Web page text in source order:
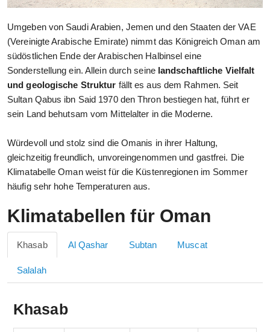
Umgeben von Saudi Arabien, Jemen und den Staaten der VAE
(Vereinigte Arabische Emirate) nimmt das Königreich Oman am
südöstlichen Ende der Arabischen Halbinsel eine
Sonderstellung ein. Allein durch seine landschaftliche Vielfalt
und geologische Struktur fällt es aus dem Rahmen. Seit
Sultan Qabus ibn Said 1970 den Thron bestiegen hat, führt er
sein Land behutsam vom Mittelalter in die Moderne.
Würdevoll und stolz sind die Omanis in ihrer Haltung,
gleichzeitig freundlich, unvoreingenommen und gastfrei. Die
Klimatabelle Oman weist für die Küstenregionen im Sommer
häufig sehr hohe Temperaturen aus.
Klimatabellen für Oman
Khasab Al Qashar Subtan Muscat
Salalah
Khasab